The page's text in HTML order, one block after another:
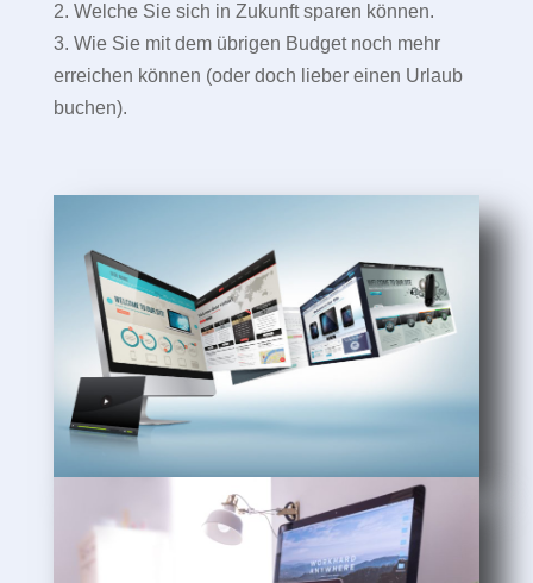
2. Welche Sie sich in Zukunft sparen können.
3. Wie Sie mit dem übrigen Budget noch mehr
erreichen können (oder doch lieber einen Urlaub
buchen).